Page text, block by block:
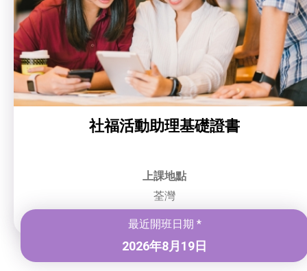
社福活動助理基礎證書
上課地點
荃灣
最近開班日期 *
2026年8月19日